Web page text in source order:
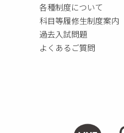
各種制度について
科目等履修生制度案内
過去入試問題
よくあるご質問